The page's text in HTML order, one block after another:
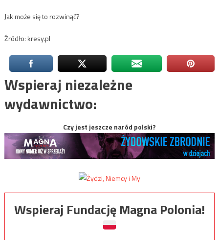
Jak może się to rozwinąć?
Źródło: kresy.pl
Wspieraj niezależne
wydawnictwo:
Czy jest jeszcze naród polski?
Wspieraj Fundację Magna Polonia!